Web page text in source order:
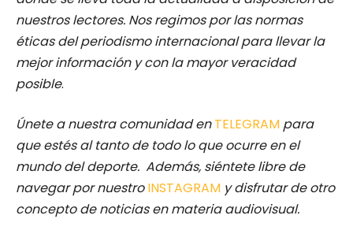
nuestros lectores. Nos regimos por las normas
éticas del periodismo internacional para llevar la
mejor información y con la mayor veracidad
posible.
Únete a nuestra comunidad enTELEGRAM para
que estés al tanto de todo lo que ocurre en el
mundo del deporte. Además, siéntete libre de
navegar por nuestro INSTAGRAM y disfrutar de otro
concepto de noticias en materia audiovisual.